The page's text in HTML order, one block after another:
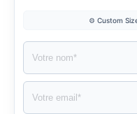
⚙️ Custom